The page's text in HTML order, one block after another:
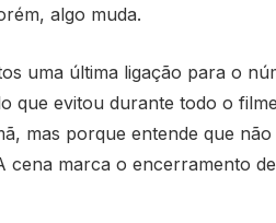
algo muda.
uma última ligação para o
que evitou durante todo o
mas porque entende que
cena marca o encerramento